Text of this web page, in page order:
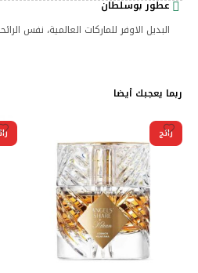
عطور بوسلطان
البديل الاوفر للماركات العالمية، نفس
ربما يعجبك أيضا
رائج